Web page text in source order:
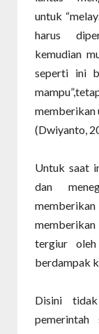
untuk
harus
kemudian
seperti ini
memberikan
(Dwiyanto,
Untuk saat
dan
tergiur
berdampak
Disini